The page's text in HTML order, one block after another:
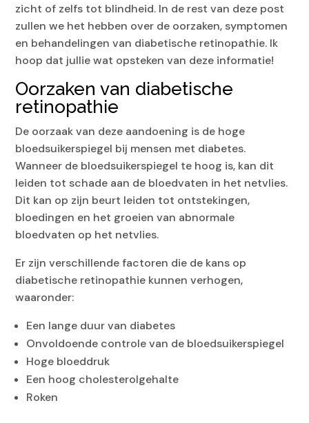
zicht of zelfs tot blindheid. In de rest van deze post
zullen we het hebben over de oorzaken, symptomen
en behandelingen van diabetische retinopathie. Ik
hoop dat jullie wat opsteken van deze informatie!
Oorzaken van diabetische
retinopathie
De oorzaak van deze aandoening is de hoge
bloedsuikerspiegel bij mensen met diabetes.
Wanneer de bloedsuikerspiegel te hoog is, kan dit
leiden tot schade aan de bloedvaten in het netvlies.
Dit kan op zijn beurt leiden tot ontstekingen,
bloedingen en het groeien van abnormale
bloedvaten op het netvlies.
Er zijn verschillende factoren die de kans op
diabetische retinopathie kunnen verhogen,
waaronder:
Een lange duur van diabetes
Onvoldoende controle van de bloedsuikerspiegel
Hoge bloeddruk
Een hoog cholesterolgehalte
Roken